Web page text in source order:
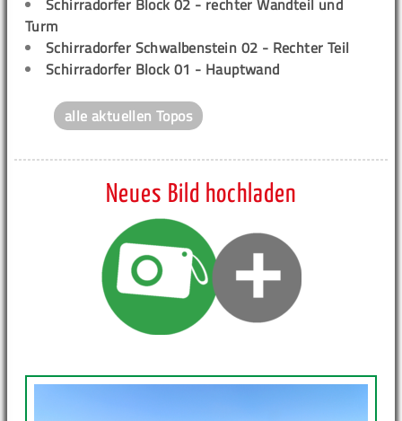
Schirradorfer Block 02 - rechter Wandteil und
Turm
Schirradorfer Schwalbenstein 02 - Rechter Teil
Schirradorfer Block 01 - Hauptwand
alle aktuellen Topos
Neues Bild hochladen